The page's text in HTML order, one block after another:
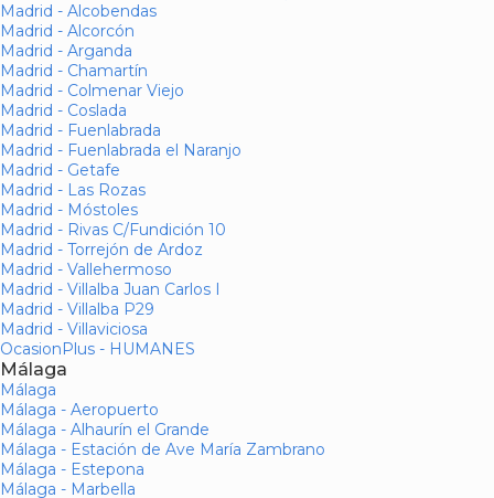
Madrid - Alcobendas
Madrid - Alcorcón
Madrid - Arganda
Madrid - Chamartín
Madrid - Colmenar Viejo
Madrid - Coslada
Madrid - Fuenlabrada
Madrid - Fuenlabrada el Naranjo
Madrid - Getafe
Madrid - Las Rozas
Madrid - Móstoles
Madrid - Rivas C/Fundición 10
Madrid - Torrejón de Ardoz
Madrid - Vallehermoso
Madrid - Villalba Juan Carlos I
Madrid - Villalba P29
Madrid - Villaviciosa
OcasionPlus - HUMANES
Málaga
Málaga
Málaga - Aeropuerto
Málaga - Alhaurín el Grande
Málaga - Estación de Ave María Zambrano
Málaga - Estepona
Málaga - Marbella